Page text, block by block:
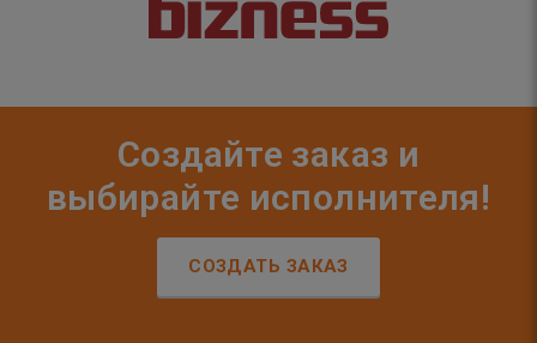
Создайте заказ и
выбирайте исполнителя!
СОЗДАТЬ ЗАКАЗ